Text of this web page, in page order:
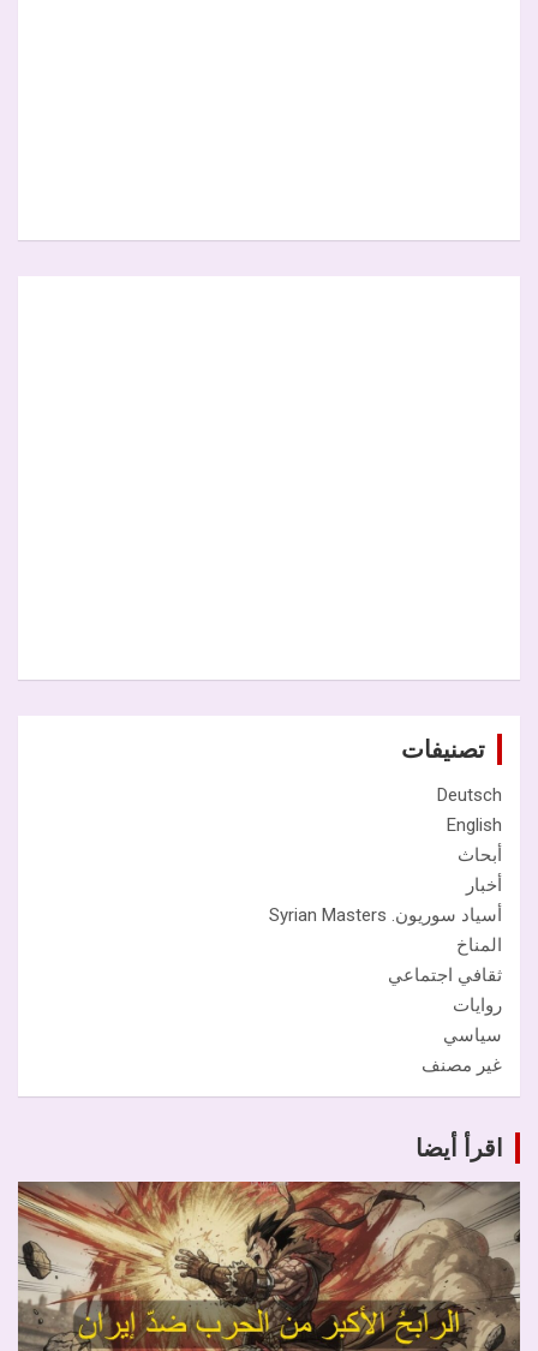
تصنيفات
Deutsch
English
أبحاث
أخبار
أسياد سوريون. Syrian Masters
المناخ
ثقافي اجتماعي
روايات
سياسي
غير مصنف
اقرأ أيضا